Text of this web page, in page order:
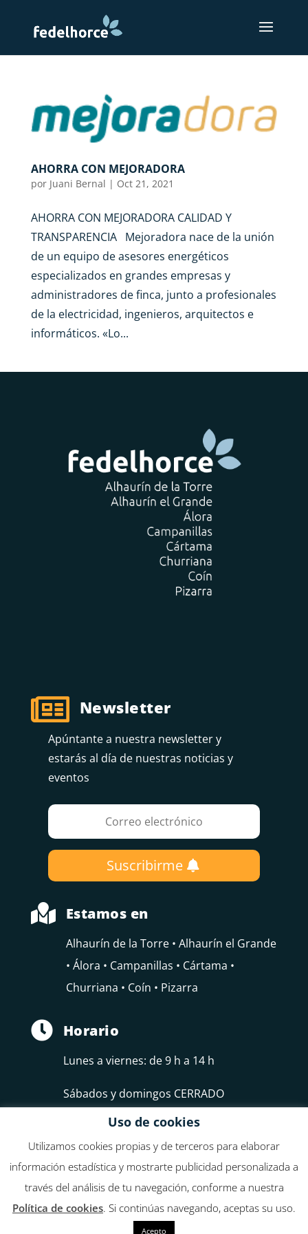
AHORRA CON MEJORADORA
por Juani Bernal | Oct 21, 2021
AHORRA CON MEJORADORA CALIDAD Y
TRANSPARENCIA Mejoradora nace de la unión
de un equipo de asesores energéticos
especializados en grandes empresas y
administradores de finca, junto a profesionales
de la electricidad, ingenieros, arquitectos e
informáticos. «Lo...
 Newsletter
Apúntante a nuestra newsletter y
estarás al día de nuestras noticias y
eventos
Suscribirme
 Estamos en
Alhaurín de la Torre • Alhaurín el Grande
• Álora • Campanillas • Cártama •
Churriana • Coín • Pizarra
 Horario
Lunes a viernes: de 9 h a 14 h
Sábados y domingos CERRADO
Federación de Empresarios del Guadalhorce, FEDELHORCE
Uso de cookies
Utilizamos cookies propias y de terceros para elaborar
información estadística y mostrarte publicidad personalizada a
través del análisis de tu navegación, conforme a nuestra
Política de cookies. Si continúas navegando, aceptas su uso.
Acepto